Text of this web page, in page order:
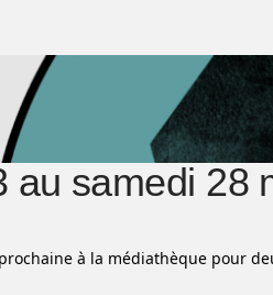
au samedi 28
à la médiathèque pour